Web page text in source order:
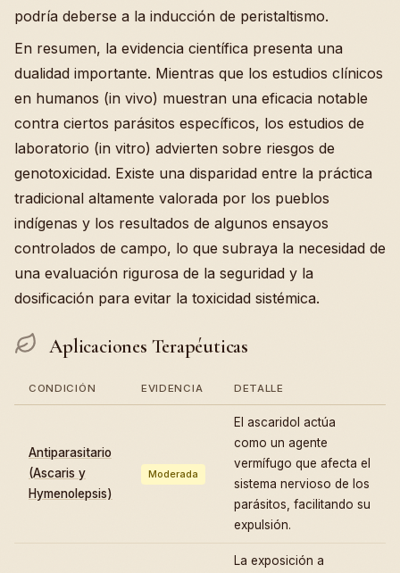
podría deberse a la inducción de peristaltismo.
En resumen, la evidencia científica presenta una
dualidad importante. Mientras que los estudios clínicos
en humanos (in vivo) muestran una eficacia notable
contra ciertos parásitos específicos, los estudios de
laboratorio (in vitro) advierten sobre riesgos de
genotoxicidad. Existe una disparidad entre la práctica
tradicional altamente valorada por los pueblos
indígenas y los resultados de algunos ensayos
controlados de campo, lo que subraya la necesidad de
una evaluación rigurosa de la seguridad y la
dosificación para evitar la toxicidad sistémica.
Aplicaciones Terapéuticas
CONDICIÓN EVIDENCIA DETALLE
Antiparasitario
(Ascaris y
Hymenolepsis)
Moderada
El ascaridol actúa
como un agente
vermífugo que afecta el
sistema nervioso de los
parásitos, facilitando su
expulsión.
La exposición a